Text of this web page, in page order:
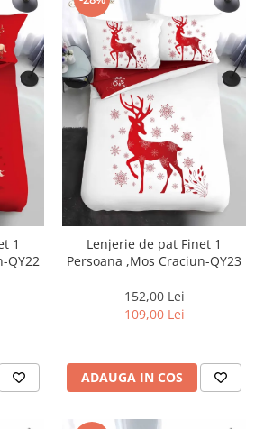
1
QY22
Lenjerie de pat Finet 1
Persoana ,Mos Craciun-QY23
152,00 Lei
109,00 Lei
ADAUGA IN COS